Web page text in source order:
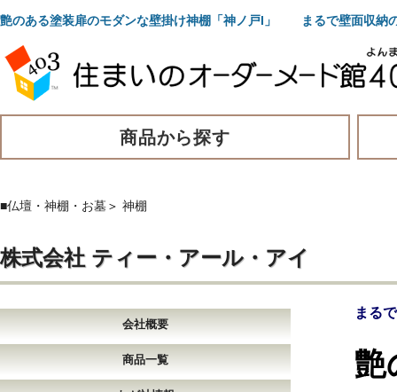
艶のある塗装扉のモダンな壁掛け神棚「神ノ戸I」 まるで壁面収納
商品から探す
■仏壇・神棚・お墓＞ 神棚
株式会社 ティー・アール・アイ
会社概要
商品一覧
まる
艶